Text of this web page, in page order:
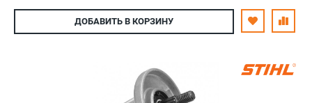
ДОБАВИТЬ В КОРЗИНУ